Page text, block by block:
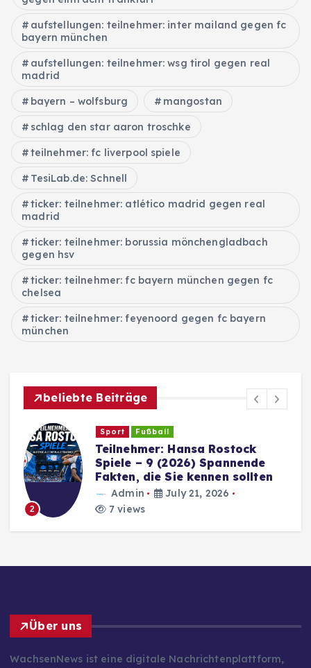
aufstellungen: teilnehmer: inter mailand gegen fc
bayern münchen
aufstellungen: teilnehmer: wsg tirol gegen real
madrid
bayern – wolfsburg mangostan
schlag den star aaron troschke
teilnehmer: fc liverpool spiele
TesiLab.de: Schnell
ticker: teilnehmer: atlético madrid gegen real
madrid
ticker: teilnehmer: borussia mönchengladbach
gegen hsv
ticker: teilnehmer: fc bayern münchen gegen fc
chelsea
ticker: teilnehmer: feyenoord gegen fc bayern
münchen
beliebte Beiträge
2
Sport Fußball
Teilnehmer: Hansa Rostock
Spiele – 9 (2026) Spannende
Fakten, die Sie kennen sollten
Admin
July 21, 2026
7 views
Über uns
WachsenNews ist eine digitale Nachrichtenplattform,